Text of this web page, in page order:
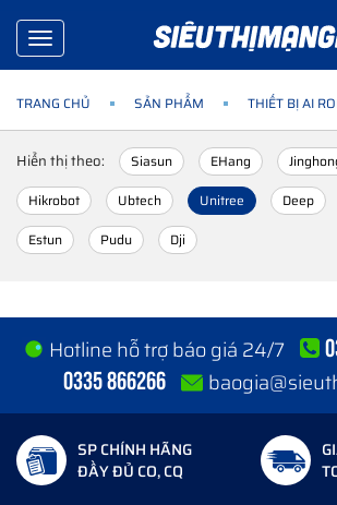
Toggle
navigation
TRANG CHỦ SẢN PHẨM THIẾT BỊ AI
Hiển thị theo: Siasun EHang
Hikrobot
Ubtech Unitree Deep
Estun
Pudu Dji
Hotline hỗ trợ báo giá 24/7
0335 866266
SP CHÍNH HÃNG
ĐẦY ĐỦ CO, CQ